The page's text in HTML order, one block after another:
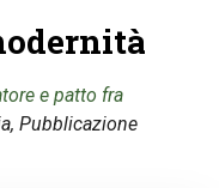
e patto fra
, Pubblicazione